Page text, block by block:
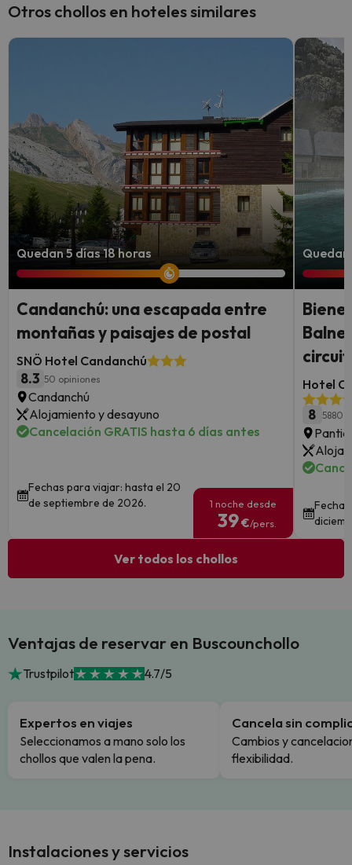
Otros chollos en hoteles similares
Quedan 5 días 18 horas
Candanchú: una escapada entre
montañas y paisajes de postal
SNÖ Hotel Candanchú
8.3 50 opiniones
Candanchú
Alojamiento y desayuno
Cancelación GRATIS hasta 6 días antes
Fechas para viajar: hasta el 20
de septiembre de 2026.
1 noche desde
39€/pers.
Quedan
Hotel
8 5880
Ver todos los chollos
Ventajas de reservar en Buscounchollo
Trustpilot 4.7/5
Expertos en viajes
Seleccionamos a mano solo los
chollos que valen la pena.
Cancela sin
Cambios y
flexibilidad.
Instalaciones y servicios